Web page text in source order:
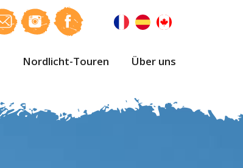
Nordlicht-Touren Über uns